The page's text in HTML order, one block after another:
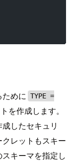
めに TYPE =
を作成します。
したセキュリ
レットもスキー
キーマを指定し